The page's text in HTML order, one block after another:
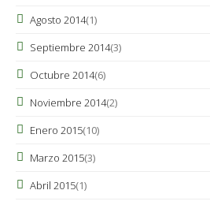
Agosto 2014(1)
Septiembre 2014(3)
Octubre 2014(6)
Noviembre 2014(2)
Enero 2015(10)
Marzo 2015(3)
Abril 2015(1)